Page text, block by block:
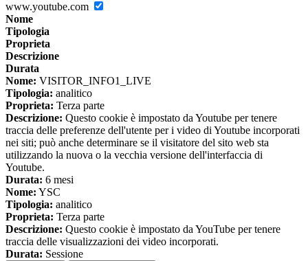
www.youtube.com
Nome
Tipologia
Proprieta
Descrizione
Durata
Nome: VISITOR_INFO1_LIVE
Tipologia: analitico
Proprieta: Terza parte
Descrizione: Questo cookie è impostato da Youtube per tenere
traccia delle preferenze dell'utente per i video di Youtube incorporati
nei siti; può anche determinare se il visitatore del sito web sta
utilizzando la nuova o la vecchia versione dell'interfaccia di
Youtube.
Durata: 6 mesi
Nome: YSC
Tipologia: analitico
Proprieta: Terza parte
Descrizione: Questo cookie è impostato da YouTube per tenere
traccia delle visualizzazioni dei video incorporati.
Durata: Sessione